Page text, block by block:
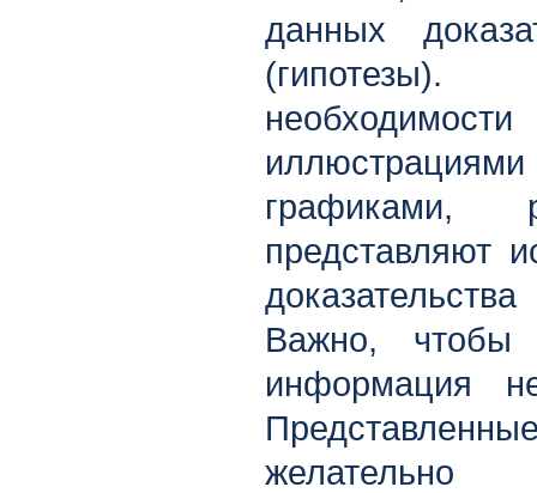
данных
графиками,
представляют
Важно, чтобы
информация